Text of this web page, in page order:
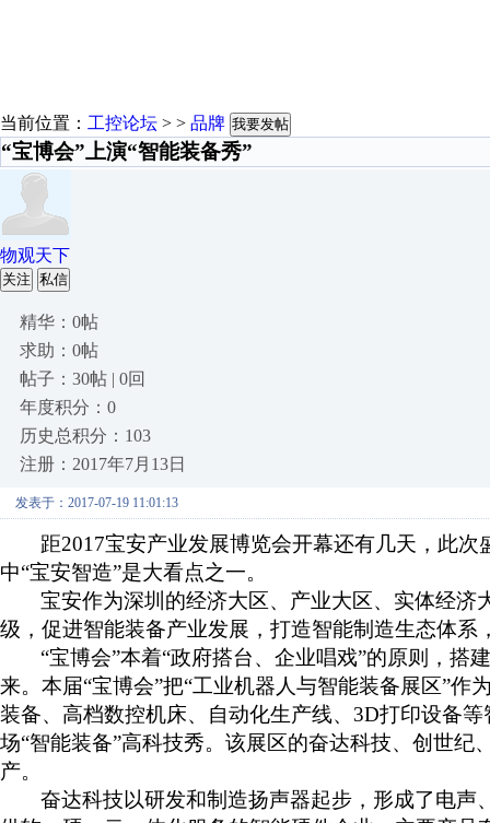
当前位置： 工控论坛 > > 品牌 我要发帖
“宝博会”上演“智能装备秀”
物观天下
关注 私信
精华：0帖
求助：0帖
帖子：30帖 | 0回
年度积分：0
历史总积分：103
注册：2017年7月13日
发表于：2017-07-19 11:01:13
距2017宝安产业发展博览会开幕还有几天，此
中“宝安智造”是大看点之一。
宝安作为深圳的经济大区、产业大区、实体经济
级，促进智能装备产业发展，打造智能制造生态体系
“宝博会”本着“政府搭台、企业唱戏”的原则，
来。本届“宝博会”把“工业机器人与智能装备展区”
装备、高档数控机床、自动化生产线、3D打印设备
场“智能装备”高科技秀。该展区的奋达科技、创世
产。
奋达科技以研发和制造扬声器起步，形成了电